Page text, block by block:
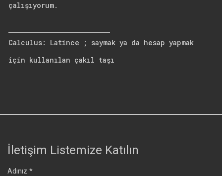
çalışıyorum.
Calculus: Latince ; saymak ya da hesap yapmak
için kullanılan çakıl taşı
İletişim Listemize Katılın
Adınız *